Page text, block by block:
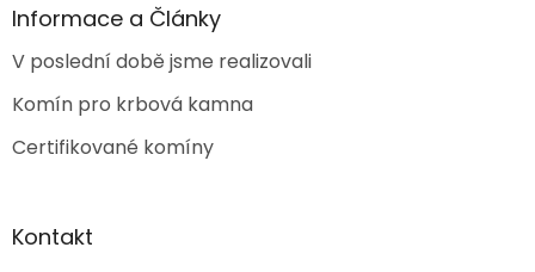
aInformace a Články
V poslední době jsme realizovali
Komín pro krbová kamna
Certifikované komíny
Kontakt